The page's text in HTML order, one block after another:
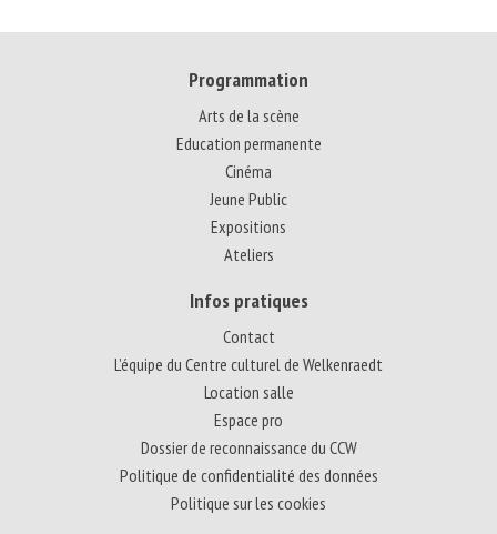
Programmation
Arts de la scène
Education permanente
Cinéma
Jeune Public
Expositions
Ateliers
Infos pratiques
Contact
L’équipe du Centre culturel de Welkenraedt
Location salle
Espace pro
Dossier de reconnaissance du CCW
Politique de confidentialité des données
Politique sur les cookies